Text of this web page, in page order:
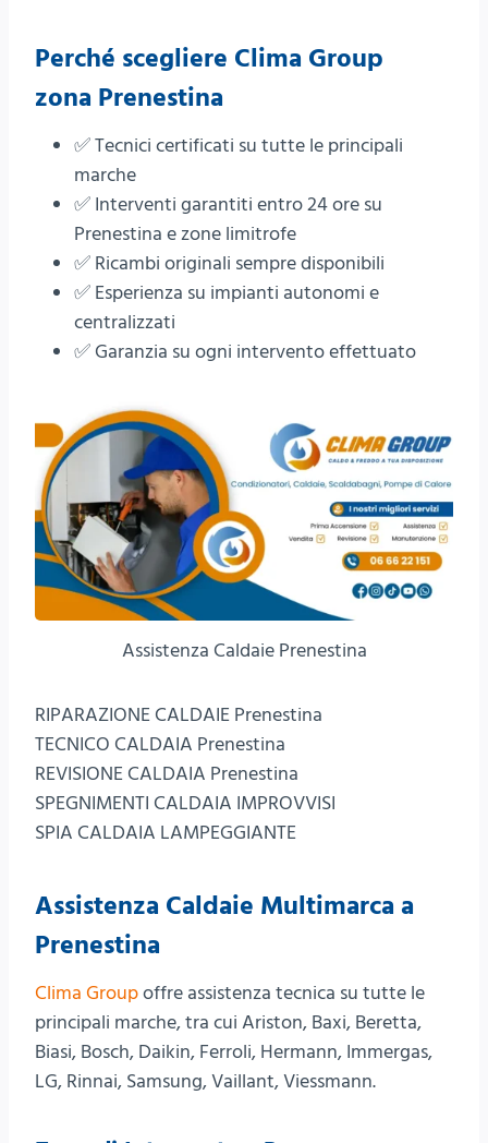
Perché scegliere Clima Group
zona Prenestina
✅ Tecnici certificati su tutte le principali
marche
✅ Interventi garantiti entro 24 ore su
Prenestina e zone limitrofe
✅ Ricambi originali sempre disponibili
✅ Esperienza su impianti autonomi e
centralizzati
✅ Garanzia su ogni intervento effettuato
Assistenza Caldaie Prenestina
RIPARAZIONE CALDAIE Prenestina
TECNICO CALDAIA Prenestina
REVISIONE CALDAIA Prenestina
SPEGNIMENTI CALDAIA IMPROVVISI
SPIA CALDAIA LAMPEGGIANTE
Assistenza Caldaie Multimarca a
Prenestina
Clima Groupoffre assistenza tecnica su tutte le
principali marche, tra cui Ariston, Baxi, Beretta,
Biasi, Bosch, Daikin, Ferroli, Hermann, Immergas,
LG, Rinnai, Samsung, Vaillant, Viessmann.